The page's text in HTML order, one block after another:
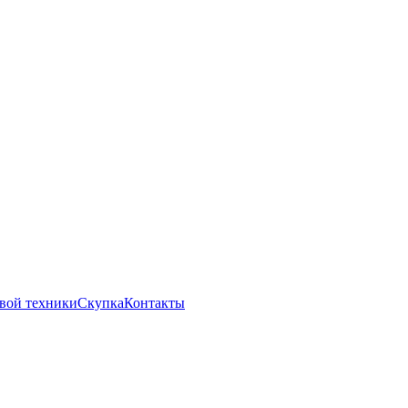
техникиСкупкаКонтакты